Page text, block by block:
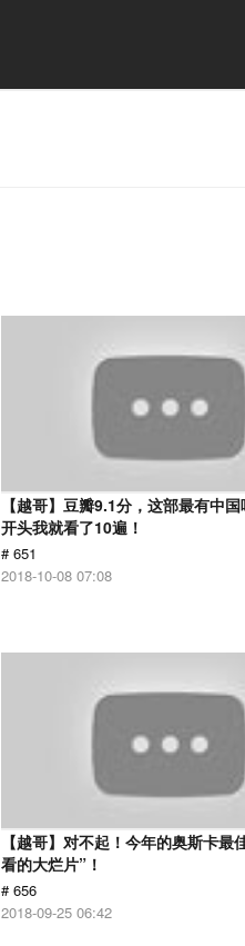
【越哥】豆瓣9.1分，这部最有中
开头我就看了10遍！
# 651
2018-10-08 07:08
【越哥】对不起！今年的奥斯卡最
看的大烂片”！
# 656
2018-09-25 06:42